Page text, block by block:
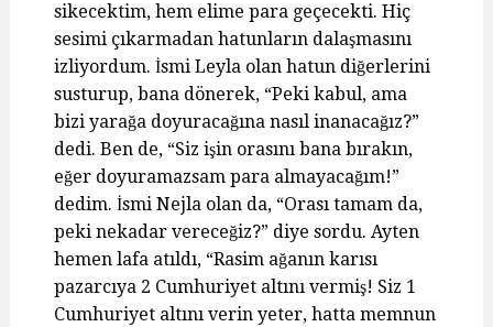
sikecektim, hem elime para geçecekti. Hiç
sesimi çıkarmadan hatunların dalaşmasını
izliyordum. İsmi Leyla olan hatun diğerlerini
susturup, bana dönerek, “Peki kabul, ama
bizi yarağa doyuracağına nasıl inanacağız?”
dedi. Ben de, “Siz işin orasını bana bırakın,
eğer doyuramazsam para almayacağım!”
dedim. İsmi Nejla olan da, “Orası tamam da,
peki nekadar vereceğiz?” diye sordu. Ayten
hemen lafa atıldı, “Rasim ağanın karısı
pazarcıya 2 Cumhuriyet altını vermiş! Siz 1
Cumhuriyet altını verin yeter, hatta memnun